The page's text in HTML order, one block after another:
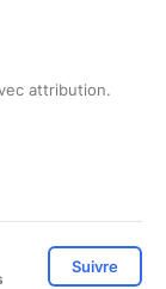
attribution.
Suivre